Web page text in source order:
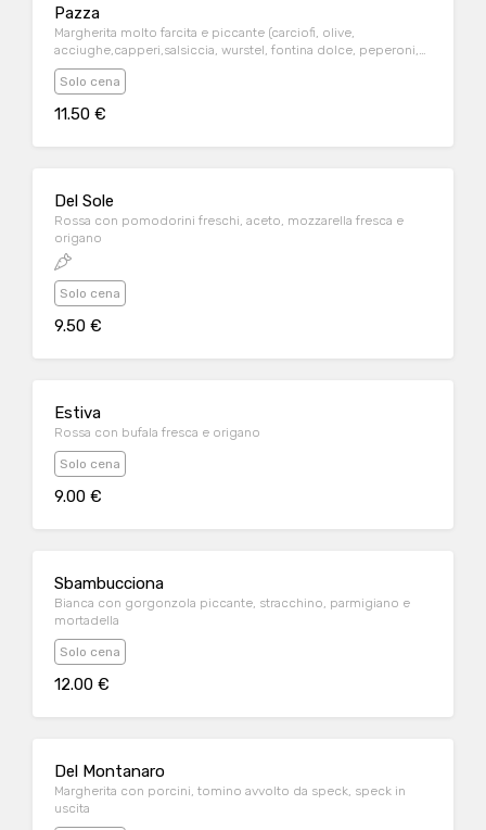
Pazza
Margherita molto farcita e piccante (carciofi, olive,
acciughe,capperi,salsiccia, wurstel, fontina dolce, peperoni,
funghi, cipolle, origano e peperoncino)
Solo cena
11.50 €
Del Sole
Rossa con pomodorini freschi, aceto, mozzarella fresca e
origano
Solo cena
9.50 €
Estiva
Rossa con bufala fresca e origano
Solo cena
9.00 €
Sbambucciona
Bianca con gorgonzola piccante, stracchino, parmigiano e
mortadella
Solo cena
12.00 €
Del Montanaro
Margherita con porcini, tomino avvolto da speck, speck in
uscita